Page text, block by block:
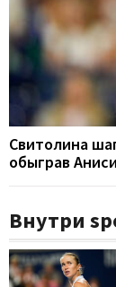
Свитолина
обыграв
Внутри